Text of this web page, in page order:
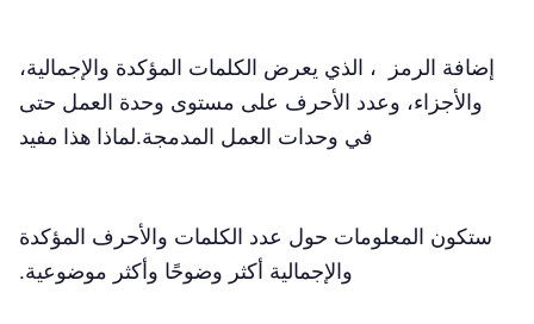
إضافة الرمز ، الذي يعرض الكلمات المؤكدة والإجمالية،
والأجزاء، وعدد الأحرف على مستوى وحدة العمل حتى
في وحدات العمل المدمجة.لماذا هذا مفيد
ستكون المعلومات حول عدد الكلمات والأحرف المؤكدة
والإجمالية أكثر وضوحًا وأكثر موضوعية.